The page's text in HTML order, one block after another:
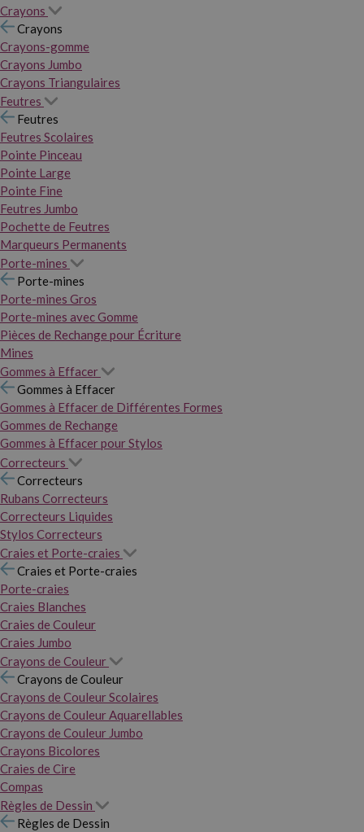
Crayons
Crayons
Crayons-gomme
Crayons Jumbo
Crayons Triangulaires
Feutres
Feutres
Feutres Scolaires
Pointe Pinceau
Pointe Large
Pointe Fine
Feutres Jumbo
Pochette de Feutres
Marqueurs Permanents
Porte-mines
Porte-mines
Porte-mines Gros
Porte-mines avec Gomme
Pièces de Rechange pour Écriture
Mines
Gommes à Effacer
Gommes à Effacer
Gommes à Effacer de Différentes Formes
Gommes de Rechange
Gommes à Effacer pour Stylos
Correcteurs
Correcteurs
Rubans Correcteurs
Correcteurs Liquides
Stylos Correcteurs
Craies et Porte-craies
Craies et Porte-craies
Porte-craies
Craies Blanches
Craies de Couleur
Craies Jumbo
Crayons de Couleur
Crayons de Couleur
Crayons de Couleur Scolaires
Crayons de Couleur Aquarellables
Crayons de Couleur Jumbo
Crayons Bicolores
Craies de Cire
Compas
Règles de Dessin
Règles de Dessin